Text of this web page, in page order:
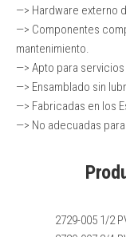
—> Hardware externo
—> Componentes
mantenimiento.
—> Apto para
—> Ensamblado sin
—> Fabricadas en los
—> No adecuadas
2729-005 1/2